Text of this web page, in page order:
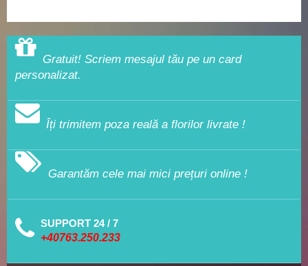
Gratuit! Scriem mesajul tău pe un card
personalizat.
Îți trimitem poza reală a florilor livrate !
Garantăm cele mai mici prețuri online !
SUPPORT 24 / 7
+40763.250.233